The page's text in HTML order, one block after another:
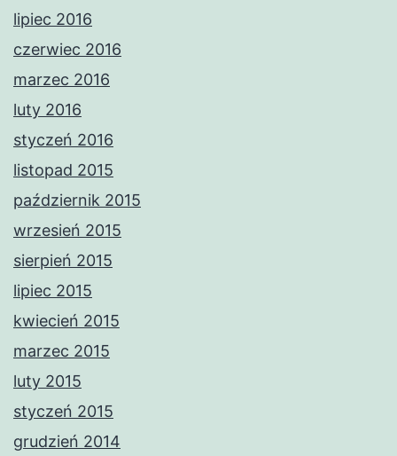
lipiec 2016
czerwiec 2016
marzec 2016
luty 2016
styczeń 2016
listopad 2015
październik 2015
wrzesień 2015
sierpień 2015
lipiec 2015
kwiecień 2015
marzec 2015
luty 2015
styczeń 2015
grudzień 2014